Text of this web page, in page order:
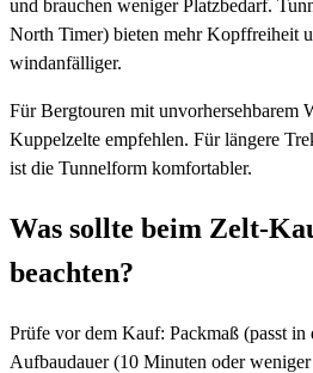
und brauchen weniger Platzbedarf.
North Timer) bieten mehr Kopffreiheit
windanfälliger.
Für Bergtouren mit unvorhersehbarem
Kuppelzelte empfehlen. Für längere
ist die Tunnelform komfortabler.
Was sollte beim Zelt-
beachten?
Prüfe vor dem Kauf: Packmaß (passt in
Aufbaudauer (10 Minuten oder